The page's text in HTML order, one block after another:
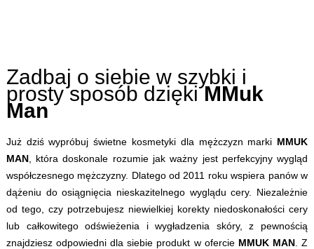
Zadbaj o siebie w szybki i
prosty sposób dziękiMMuk
Man
Już dziś wypróbuj świetne kosmetyki dla mężczyzn marki MMUK
MAN, która doskonale rozumie jak ważny jest perfekcyjny wygląd
współczesnego mężczyzny. Dlatego od 2011 roku wspiera panów w
dążeniu do osiągnięcia nieskazitelnego wyglądu cery. Niezależnie
od tego, czy potrzebujesz niewielkiej korekty niedoskonałości cery
lub całkowitego odświeżenia i wygładzenia skóry, z pewnością
znajdziesz odpowiedni dla siebie produkt w ofercie MMUK MAN. Z